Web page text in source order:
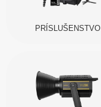
PRÍSLUŠENSTVO